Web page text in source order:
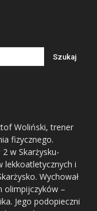
Woliński, trener
fizycznego.
w Skarżysku-
lekkoatletycznych i
Wychował
olimpijczyków –
Jego podopieczni